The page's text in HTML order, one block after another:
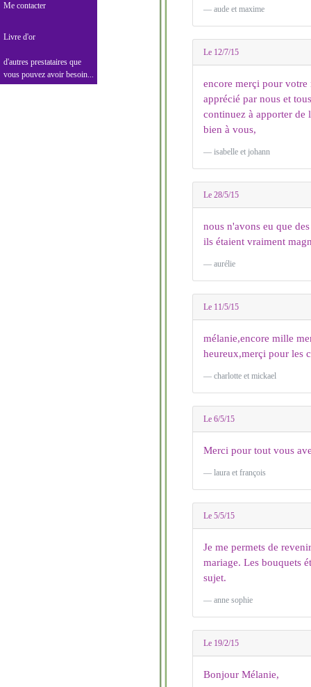
Me contacter
Livre d'or
d'autres prestataires que
vous pouvez avoir besoin...
aude et maxime
Le 12/7/15
encore merçi pour
apprécié par nous et
continuez à apporter de
bien à vous,
isabelle et johann
Le 28/5/15
nous n'avons eu que
ils étaient vraiment
aurélie
Le 11/5/15
mélanie,encore mille
heureux,merçi pour les
charlotte et mickael
Le 6/5/15
Merci pour tout vous
laura et françois
Le 5/5/15
Je me permets de
mariage. Les bouquets
sujet.
anne sophie
Le 19/2/15
Bonjour Mélanie,